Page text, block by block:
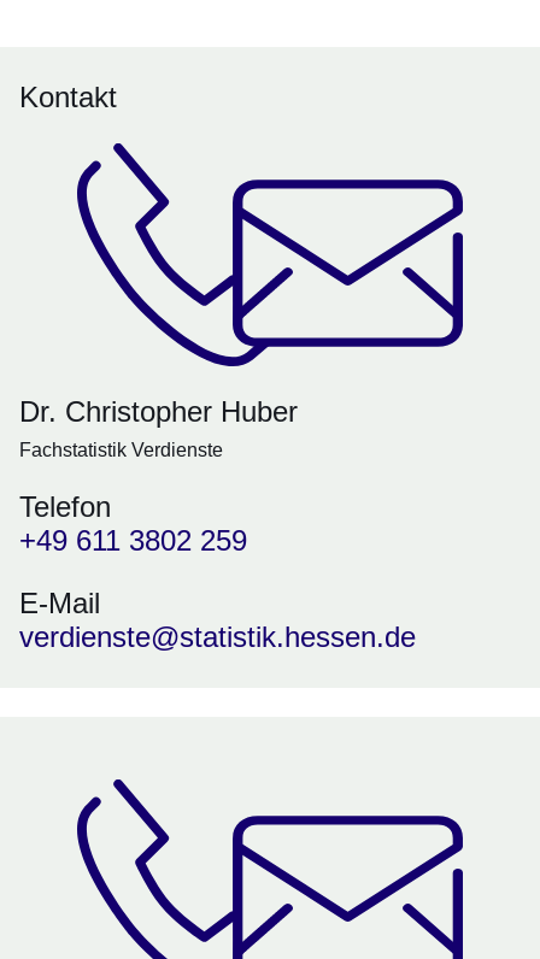
Kontakt
Dr. Christopher Huber
Fachstatistik Verdienste
Telefon
+49 611 3802 259
E-Mail
verdienste@statistik.hessen.de